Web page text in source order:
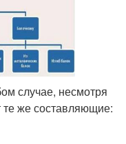
случае, несмотря
те же составляющие: